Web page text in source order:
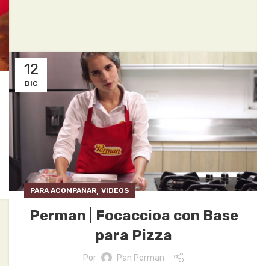
12
DIC
PARA ACOMPAÑAR, VIDEOS
Perman | Focaccioa con Base
para Pizza
Por Pan Perman